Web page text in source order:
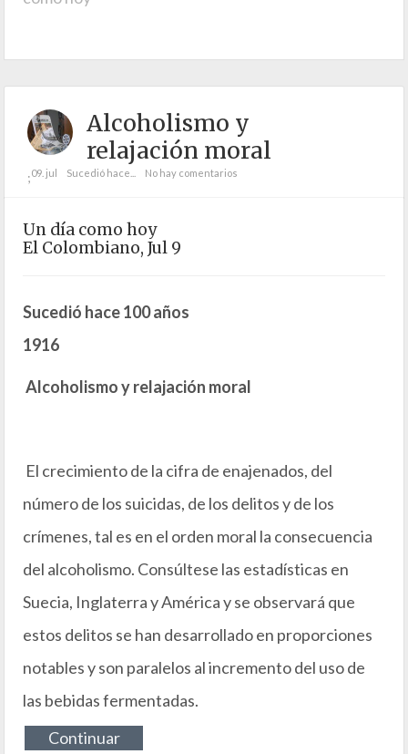
Alcoholismo y
relajación moral
;09. jul Sucedió hace... No hay comentarios
Un día como hoy
El Colombiano, Jul 9
Sucedió hace 100 años
1916
Alcoholismo y relajación moral
El crecimiento de la cifra de enajenados, del
número de los suicidas, de los delitos y de los
crímenes, tal es en el orden moral la consecuencia
del alcoholismo. Consúltese las estadísticas en
Suecia, Inglaterra y América y se observará que
estos delitos se han desarrollado en proporciones
notables y son paralelos al incremento del uso de
las bebidas fermentadas.
Continuar